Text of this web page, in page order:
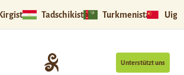
Tadschikistan Turkmenistan
Unterstützt uns